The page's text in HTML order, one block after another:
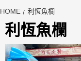
HOME 利恆魚欄
利恆魚欄